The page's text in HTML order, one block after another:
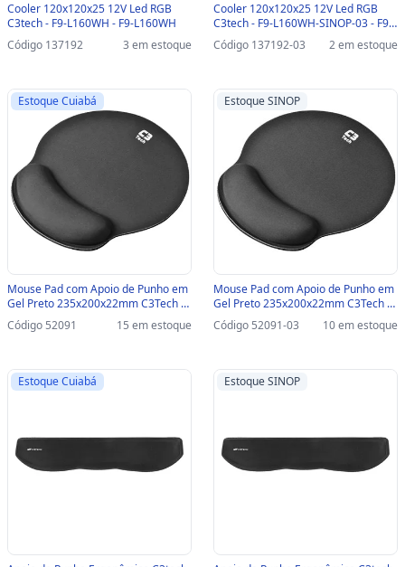
Cooler 120x120x25 12V Led RGB
C3tech - F9-L160WH - F9-L160WH
Código 137192
3 em estoque
Cooler 120x120x25 12V Led RGB
C3tech - F9-L160WH-SINOP-03 - F9-
L160WH
Código 137192-03 2 em estoque
Estoque Cuiabá
Mouse Pad com Apoio de Punho em
Gel Preto 235x200x22mm C3Tech -
MP-100 - Vendido Unitário - MP-100
Código 52091 15 em estoque
Estoque SINOP
Mouse Pad com Apoio de Punho em
Gel Preto 235x200x22mm C3Tech -
MP-100 - Vendido Unitário-SINOP-03
- MP-100
Código 52091-03 10 em estoque
Estoque Cuiabá Estoque SINOP